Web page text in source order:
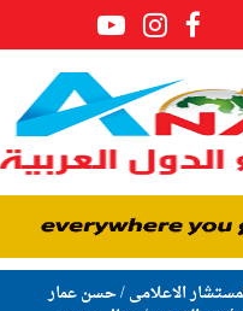
الاعلامى / حسن عمار